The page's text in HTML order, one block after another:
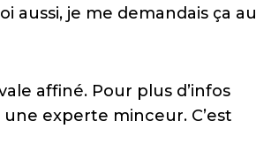
aussi, je me demandais ça au
affiné. Pour plus d’infos
experte minceur. C’est